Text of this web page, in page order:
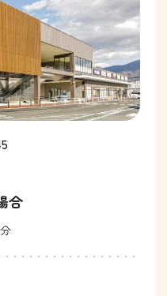
南2-21-45
合